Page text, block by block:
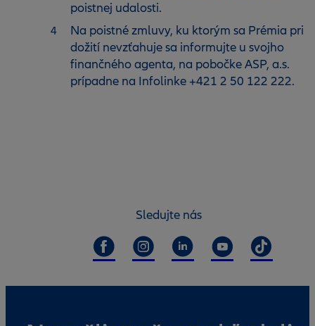
poistnej udalosti.
Na poistné zmluvy, ku ktorým sa Prémia pri
dožití nevzťahuje sa informujte u svojho
finančného agenta, na pobočke ASP, a.s.
prípadne na Infolinke +421 2 50 122 222.
Sledujte nás